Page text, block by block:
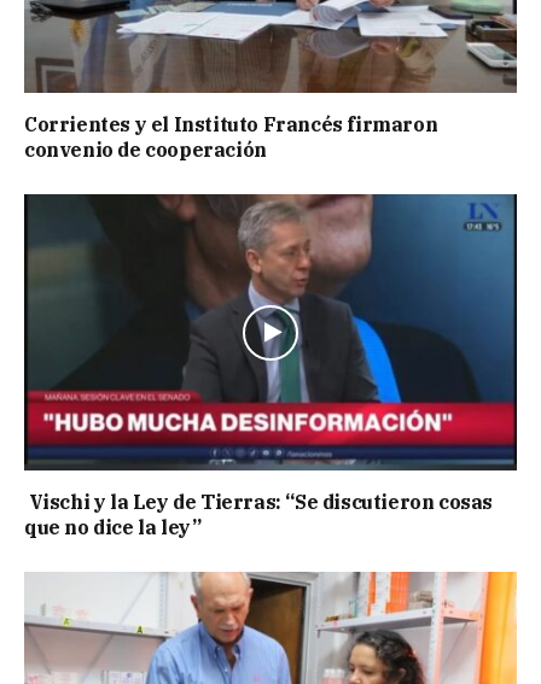
Corrientes y el Instituto Francés firmaron
convenio de cooperación
Vischi y la Ley de Tierras: “Se discutieron cosas
que no dice la ley”